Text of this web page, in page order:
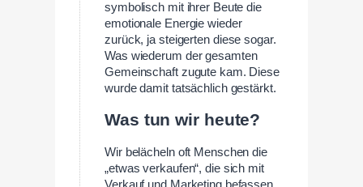
symbolisch mit ihrer Beute die
emotionale Energie wieder
zurück, ja steigerten diese sogar.
Was wiederum der gesamten
Gemeinschaft zugute kam. Diese
wurde damit tatsächlich gestärkt.
Was tun wir heute?
Wir belächeln oft Menschen die
„etwas verkaufen“, die sich mit
Verkauf und Marketing befassen.